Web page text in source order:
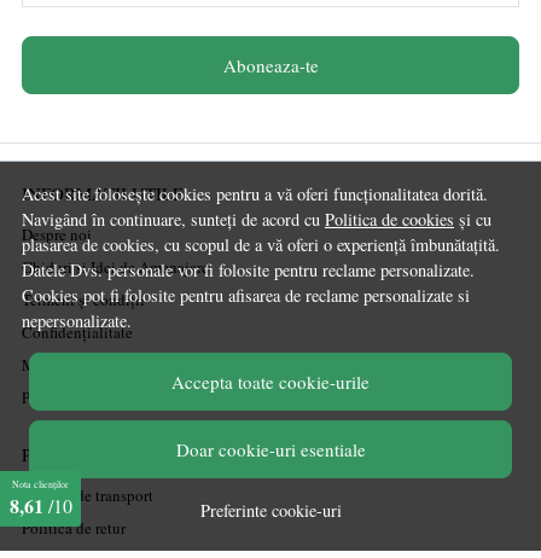
Acest site folosește cookies pentru a vă oferi funcționalitatea dorită.
Navigând în continuare, sunteți de acord cu Politica de cookies și cu
plasarea de cookies, cu scopul de a vă oferi o experiență îmbunătațită.
Datele Dvs. personale vor fi folosite pentru reclame personalizate.
Cookies pot fi folosite pentru afisarea de reclame personalizate si
nepersonalizate.
Accepta toate cookie-urile
Doar cookie-uri esentiale
Preferinte cookie-uri
Aboneaza-te
INFORMATII UTILE
Despre noi
Ghiduri și Idei de Amenajare
Termeni și condiții
Confidențialitate
Mărturiile clienților
Politica de Cookies
PLATA SI LIVRARE
Politica de transport
Politica de retur
Nota clienților
8,61 /10